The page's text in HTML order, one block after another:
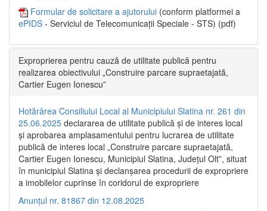
Formular de solicitare a ajutorului (conform platformei a
ePIDS - Serviciul de Telecomunicații Speciale - STS) (pdf)
Exproprierea pentru cauză de utilitate publică pentru
realizarea obiectivului „Construire parcare supraetajată,
Cartier Eugen Ionescu”
Hotărârea Consiliului Local al Municipiului Slatina nr. 261 din
25.06.2025 declararea de utilitate publică și de interes local
și aprobarea amplasamentului pentru lucrarea de utilitate
publică de interes local „Construire parcare supraetajată,
Cartier Eugen Ionescu, Municipiul Slatina, Județul Olt”, situat
în municipiul Slatina și declanșarea procedurii de expropriere
a imobilelor cuprinse în coridorul de expropriere
Anunțul nr. 81867 din 12.08.2025